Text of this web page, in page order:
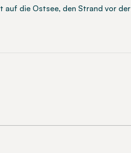
auf die Ostsee, den Strand vor der